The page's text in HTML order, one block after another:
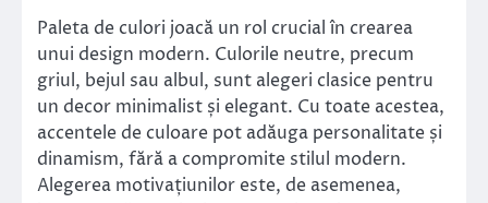
Paleta de culori joacă un rol crucial în crearea
unui design modern. Culorile neutre, precum
griul, bejul sau albul, sunt alegeri clasice pentru
un decor minimalist și elegant. Cu toate acestea,
accentele de culoare pot adăuga personalitate și
dinamism, fără a compromite stilul modern.
Alegerea motivațiunilor este, de asemenea,